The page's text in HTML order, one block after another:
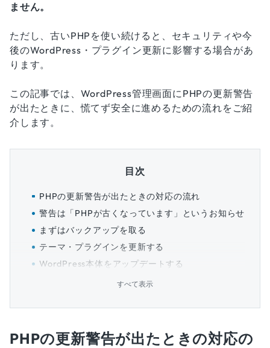
ません。
ただし、古いPHPを使い続けると、セキュリティや今
後のWordPress・プラグイン更新に影響する場合があ
ります。
この記事では、WordPress管理画面にPHPの更新警告
が出たときに、慌てず安全に進めるための流れをご紹
介します。
目次
PHPの更新警告が出たときの対応の流れ
警告は「PHPが古くなっています」というお知らせ
まずはバックアップを取る
テーマ・プラグインを更新する
WordPress本体をアップデートする
すべて表示
PHPの更新警告が出たときの対応の